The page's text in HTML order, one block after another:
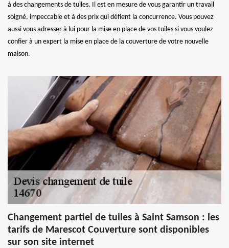
à des changements de tuiles. Il est en mesure de vous garantir un travail
soigné, impeccable et à des prix qui défient la concurrence. Vous pouvez
aussi vous adresser à lui pour la mise en place de vos tuiles si vous voulez
confier à un expert la mise en place de la couverture de votre nouvelle
maison.
Changement partiel de tuiles à Saint Samson : les
tarifs de Marescot Couverture sont disponibles
sur son site internet